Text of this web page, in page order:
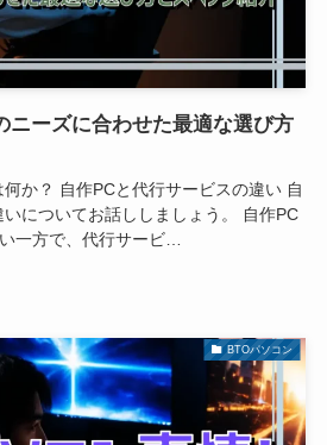
ニーズに合わせた最適な選び方
か？ 自作PCと代行サービスの違い 自
についてお話ししましょう。 自作PC
一方で、代行サービ…
BTOパソコン